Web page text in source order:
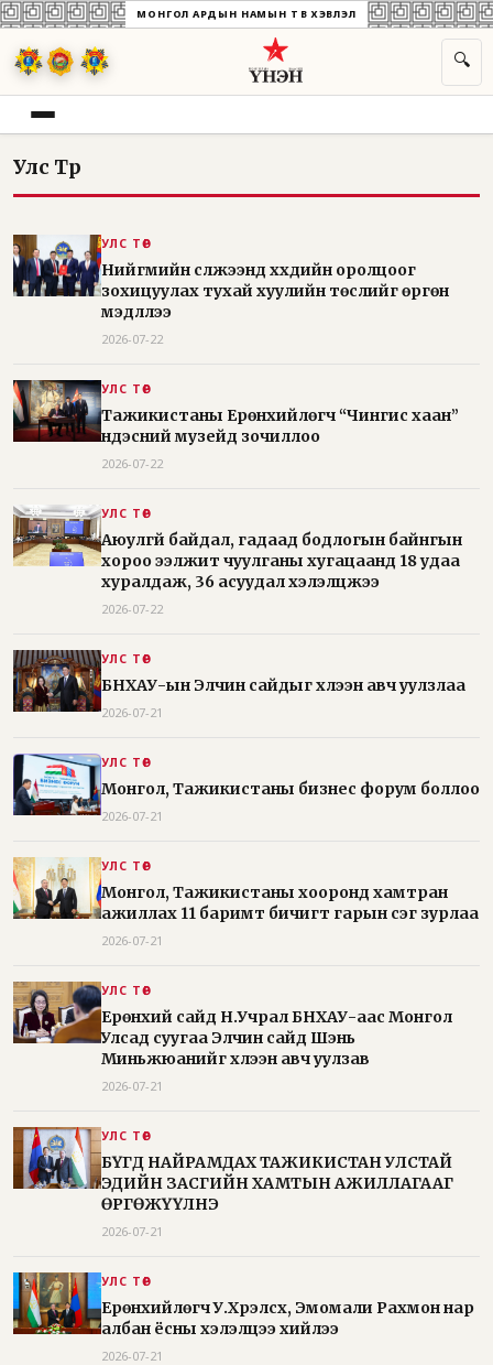
МОНГОЛ АРДЫН НАМЫН ТӨВ ХЭВЛЭЛ
🔍
Улс Төр
УЛС ТӨР
Нийгмийн сүлжээнд хүүхдийн оролцоог
зохицуулах тухай хуулийн төслийг өргөн
мэдүүллээ
2026-07-22
УЛС ТӨР
Тажикистаны Ерөнхийлөгч “Чингис хаан”
үндэсний музейд зочиллоо
2026-07-22
УЛС ТӨР
Аюулгүй байдал, гадаад бодлогын байнгын
хороо ээлжит чуулганы хугацаанд 18 удаа
хуралдаж, 36 асуудал хэлэлцжээ
2026-07-22
УЛС ТӨР
БНХАУ-ын Элчин сайдыг хүлээн авч уулзлаа
2026-07-21
УЛС ТӨР
Монгол, Тажикистаны бизнес форум боллоо
2026-07-21
УЛС ТӨР
Монгол, Тажикистаны хооронд хамтран
ажиллах 11 баримт бичигт гарын үсэг зурлаа
2026-07-21
УЛС ТӨР
Ерөнхий сайд Н.Учрал БНХАУ-аас Монгол
Улсад суугаа Элчин сайд Шэнь
Миньжюанийг хүлээн авч уулзав
2026-07-21
УЛС ТӨР
БҮГД НАЙРАМДАХ ТАЖИКИСТАН УЛСТАЙ
ЭДИЙН ЗАСГИЙН ХАМТЫН АЖИЛЛАГААГ
ӨРГӨЖҮҮЛНЭ
2026-07-21
УЛС ТӨР
Ерөнхийлөгч У.Хүрэлсүх, Эмомали Рахмон нар
албан ёсны хэлэлцээ хийлээ
2026-07-21